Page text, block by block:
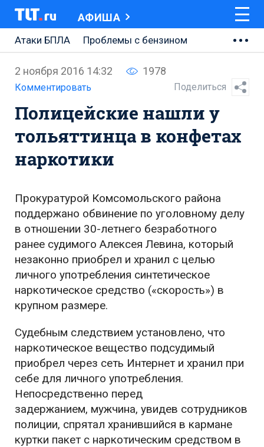
АФИША
Атаки БПЛА
Проблемы с бензином
АВТОВАЗ
Ремонт Центральной площади
Ремонт Обводного шоссе
Набережная Тольятти
Неделя Тольятти
2 ноября 2016 14:32 1978
Комментировать Поделиться
Полицейские нашли у
тольяттинца в конфетах
наркотики
Прокуратурой Комсомольского района
поддержано обвинение по уголовному делу
в отношении 30-летнего безработного
ранее судимого Алексея Левина, который
незаконно приобрел и хранил с целью
личного употребления синтетическое
наркотическое средство («скорость») в
крупном размере.
Судебным следствием установлено, что
наркотическое вещество подсудимый
приобрел через сеть Интернет и хранил при
себе для личного употребления.
Непосредственно перед
задержанием, мужчина, увидев сотрудников
полиции, спрятал хранившийся в кармане
куртки пакет с наркотическим средством в